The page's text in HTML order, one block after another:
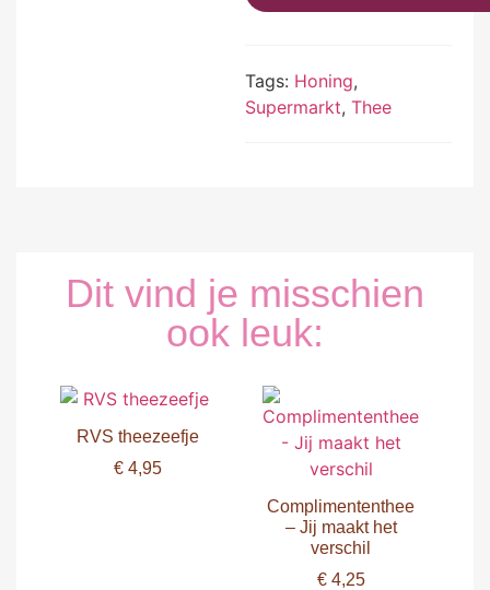
Tags: Honing,
Supermarkt, Thee
Dit vind je misschien
ook leuk:
RVS theezeefje
€4,95
Complimententhee
– Jij maakt het
verschil
€4,25